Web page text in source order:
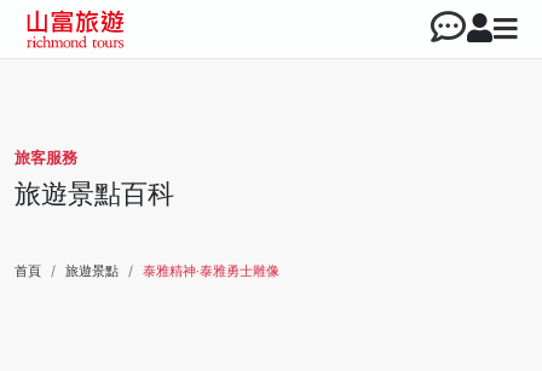
旅客服務
旅遊景點百科
首頁 旅遊景點 泰雅精神‧泰雅勇士雕像